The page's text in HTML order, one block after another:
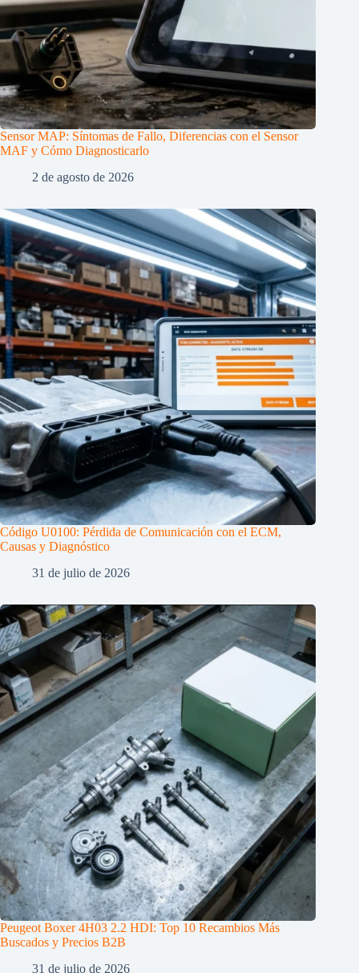
Sensor MAP: Síntomas de Fallo, Diferencias con el Sensor
MAF y Cómo Diagnosticarlo
2 de agosto de 2026
Código U0100: Pérdida de Comunicación con el ECM,
Causas y Diagnóstico
31 de julio de 2026
Peugeot Boxer 4H03 2.2 HDI: Top 10 Recambios Más
Buscados y Precios B2B
31 de julio de 2026